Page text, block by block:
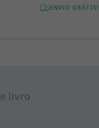
ENVIO GRÁTIS!
livro